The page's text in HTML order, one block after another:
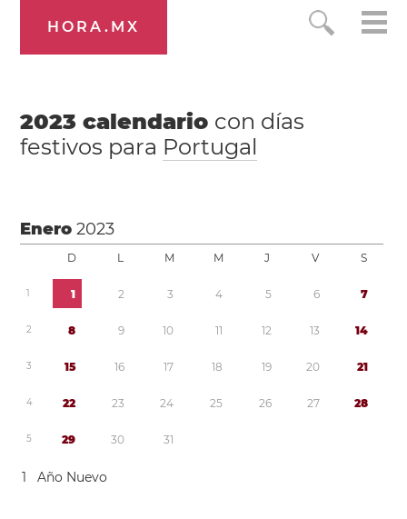
HORA.MX
2023 calendario con días
festivos para Portugal
Enero2023
D L M M J V S
1 1 2 3 4 5 6 7
2 8 9 10 11 12 13 14
3 15 16 17 18 19 20 21
4 22 23 24 25 26 27 28
5 29 30 31
1 Año Nuevo